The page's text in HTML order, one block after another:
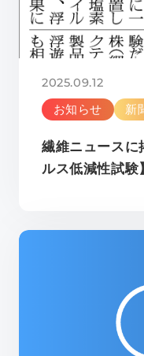
2025.09.12
お知らせ 新
繊維ニュースに
ルス低減性試験